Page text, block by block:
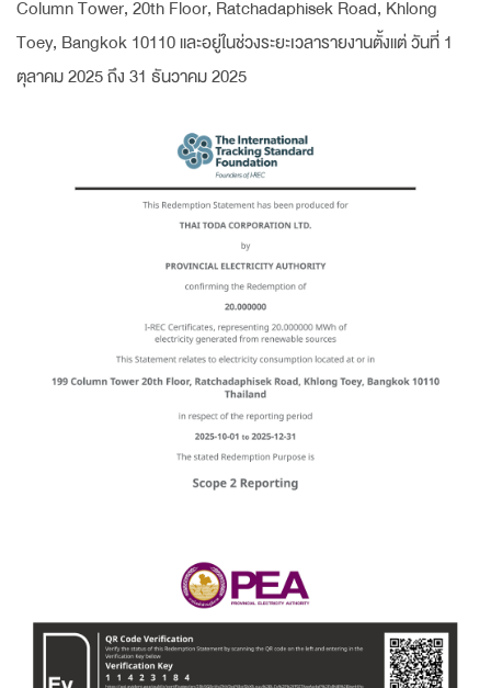
Column Tower, 20th Floor, Ratchadaphisek Road, Khlong
Toey, Bangkok 10110 และอยู่ในช่วงระยะเวลารายงานตั้งแต่ วันที่ 1
ตุลาคม 2025 ถึง 31 ธันวาคม 2025